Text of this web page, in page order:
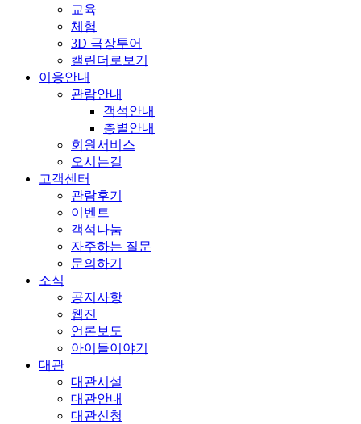
교육
체험
3D 극장투어
캘린더로보기
이용안내
관람안내
객석안내
층별안내
회원서비스
오시는길
고객센터
관람후기
이벤트
객석나눔
자주하는 질문
문의하기
소식
공지사항
웹진
언론보도
아이들이야기
대관
대관시설
대관안내
대관신청